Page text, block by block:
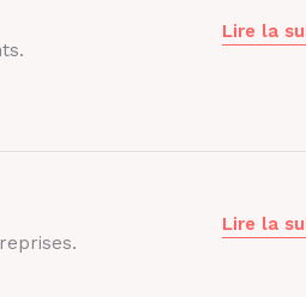
Lire la
Lire la